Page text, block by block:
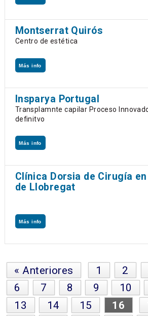
Montserrat Quirós
Centro de estética
Más info
Insparya Portugal
Transplamnte capilar Proceso
definitvo
Más info
Clínica Dorsia de Cirugía
de Llobregat
Más info
« Anteriores 1 2
6
7 8 9 10
13
14 15 16